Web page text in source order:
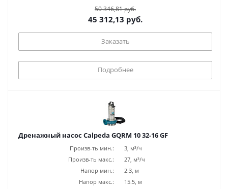
50 346,81 руб.
45 312,13 руб.
Заказать
Подробнее
Дренажный насос Calpeda GQRM 10 32-16 GF
Произв-ть мин.:
3, м³/ч
Произв-ть макс.:
27, м³/ч
Напор мин.:
2.3, м
Напор макс.:
15.5, м